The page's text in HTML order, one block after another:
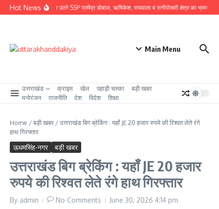
Skip to content
Hot News
ग्राउंड जीरो पर उतरे SSP प्रमेंद्र डोबाल, ऋषिकेश, रायवाला व रानीपोखरी क्षेत्र का भ्रमण कर
Main Menu
उत्तराखंड क्राइम खेल पहाड़ी चस्का
बड़ी खबर
मनोरंजन
राजनीति देश विदेश शिक्षा
Home /बड़ी खबर /उत्तराखंड बिग ब्रेकिंग : यहाँ JE 20 हजार रुपये की रिश्वत लेते रंगे
हाथ गिरफ्तार
ऊधमसिंह-नगर बड़ी खबर
उत्तराखंड बिग ब्रेकिंग : यहाँ JE 20 हजार
रुपये की रिश्वत लेते रंगे हाथ गिरफ्तार
By admin No Comments June 30, 2026 4:14 pm